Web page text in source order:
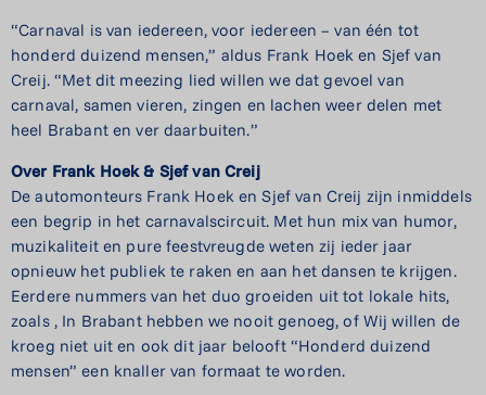
“Carnaval is van iedereen, voor iedereen – van één tot
honderd duizend mensen,” aldus Frank Hoek en Sjef van
Creij. “Met dit meezing lied willen we dat gevoel van
carnaval, samen vieren, zingen en lachen weer delen met
heel Brabant en ver daarbuiten.”
Over Frank Hoek & Sjef van Creij
De automonteurs Frank Hoek en Sjef van Creij zijn inmiddels
een begrip in het carnavalscircuit. Met hun mix van humor,
muzikaliteit en pure feestvreugde weten zij ieder jaar
opnieuw het publiek te raken en aan het dansen te krijgen.
Eerdere nummers van het duo groeiden uit tot lokale hits,
zoals , In Brabant hebben we nooit genoeg, of Wij willen de
kroeg niet uit en ook dit jaar belooft “Honderd duizend
mensen” een knaller van formaat te worden.